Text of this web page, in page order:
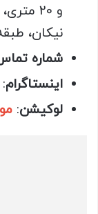
و 20
نیکان،
شماره
اینستاگرام:
لوکیشن: